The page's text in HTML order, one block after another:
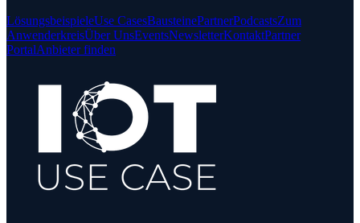
LösungsbeispieleUse CasesBausteinePartnerPodcastsZum
AnwenderkreisÜber UnsEventsNewsletterKontaktPartner
PortalAnbieter finden